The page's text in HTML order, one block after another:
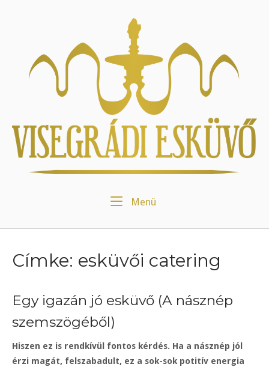
Menü
Címke: esküvői catering
Egy igazán jó esküvő (A násznép
szemszögéből)
Hiszen ez is rendkívül fontos kérdés. Ha a násznép jól
érzi magát, felszabadult, ez a sok-sok potitív energia